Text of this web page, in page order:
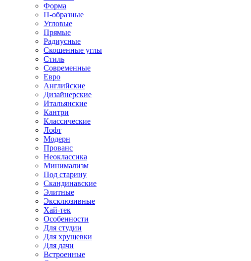
Форма
П-образные
Угловые
Прямые
Радиусные
Скошенные углы
Стиль
Современные
Евро
Английские
Дизайнерские
Итальянские
Кантри
Классические
Лофт
Модерн
Прованс
Неоклассика
Минимализм
Под старину
Скандинавские
Элитные
Эксклюзивные
Хай-тек
Особенности
Для студии
Для хрущевки
Для дачи
Встроенные